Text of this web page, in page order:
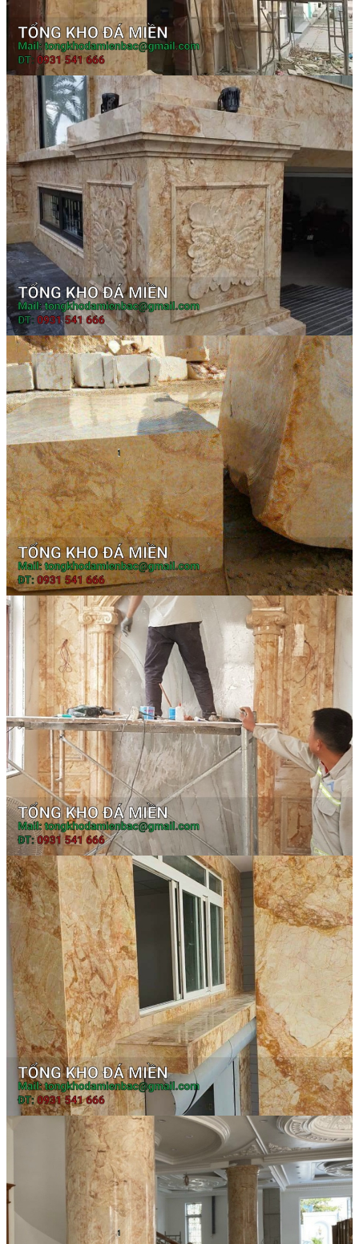
Hoa Văn Đá
Đá Ốp Mặt Tiền
Đá Quartz Alpilus
Đá Alpilus Brazil
Đá tự nhiên
Đá Thạch Anh
Đá Nhân Tạo
Đá Lát Nền
Đá Cầu Thang
Đá Cầu Thang
Đá Bàn Bếp
Đá Bàn Bếp
Đá Lát Nền
Đá Bàn Bếp Cao Cấp
Đá Ốp
Đá Ốp Bếp
Đá Ốp Mặt Tiền
Đá Ốp Cột
Đá Ốp Mộ
Đá Ốp Thang Máy
Đá Ốp Bàn Bếp Nhân Tạo
Đá Ốp Bếp Tự Nhiên
Tranh đá
Tranh Đá Granite Đối Xứng
Tranh Đá Marble Đối Xứng
Tranh Đá Sơn Thủy Xuyên Sáng
Tranh Đá Thạch Anh Đối Xứng
Tranh Đá Xuyên Sáng Onyx
Vách Tivi ỐP Đá Cao Cấp
Đá Nhân Tạo
0
Giỏ hàng
Chưa có sản phẩm trong giỏ hàng.